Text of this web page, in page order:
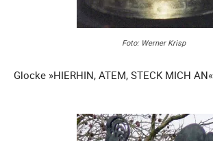
Foto: Werner Krisp
Glocke »HIERHIN, ATEM, STECK MICH AN«